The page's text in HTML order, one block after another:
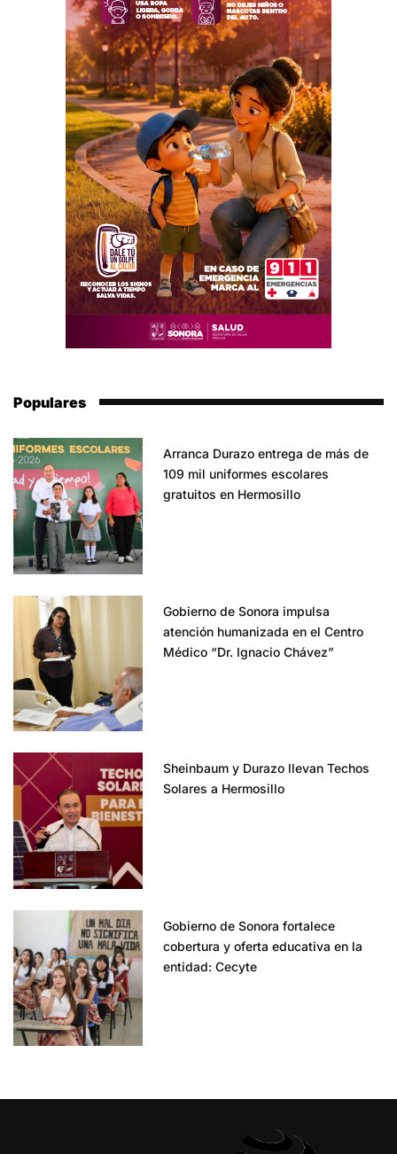
Populares
Arranca Durazo entrega de más de
109 mil uniformes escolares
gratuitos en Hermosillo
Gobierno de Sonora impulsa
atención humanizada en el Centro
Médico “Dr. Ignacio Chávez”
Sheinbaum y Durazo llevan Techos
Solares a Hermosillo
Gobierno de Sonora fortalece
cobertura y oferta educativa en la
entidad: Cecyte